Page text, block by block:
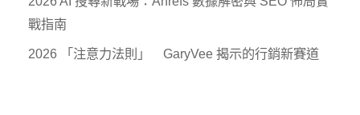
戰指南
2026 「注意力法則」 GaryVee 揭示的行銷新賽道